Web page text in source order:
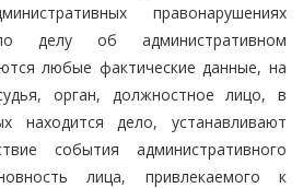
правонарушениях
по делу об административном
любые фактические данные, на
орган, должностное лицо, в
находится дело, устанавливают
события административного
лица, привлекаемого к